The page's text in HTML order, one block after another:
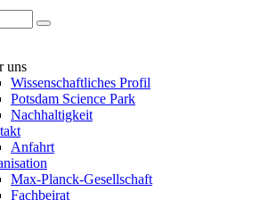
uns
Wissenschaftliches Profil
Potsdam Science Park
Nachhaltigkeit
Anfahrt
Max-Planck-Gesellschaft
Fachbeirat